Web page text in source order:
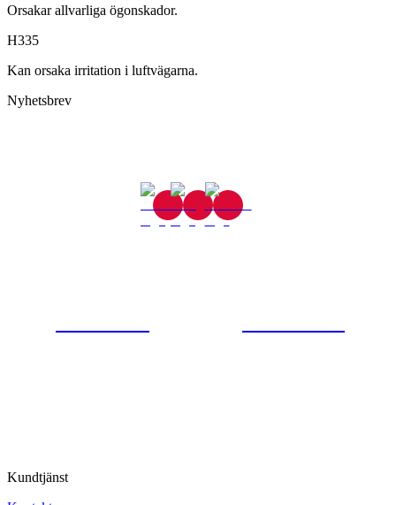
Orsakar allvarliga ögonskador.
H335
Kan orsaka irritation i luftvägarna.
Nyhetsbrev
Kundtjänst